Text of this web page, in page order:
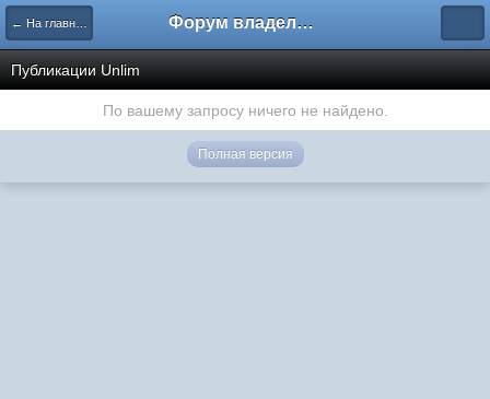
← На главную Форум владельцев интернет-магазинов
Публикации Unlim
По вашему запросу ничего не найдено.
Полная версия